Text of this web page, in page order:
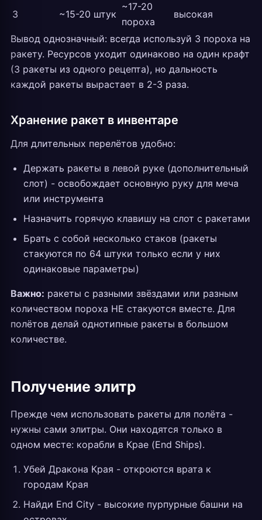
3 ~15-20 штук
~17-20
пороха
высокая
Вывод однозначный: всегда используй 3 пороха на
ракету. Ресурсов уходит одинаково на один крафт
(3 ракеты из одного рецепта), но дальность
каждой ракеты вырастает в 2-3 раза.
Хранение ракет в инвентаре
Для длительных перелётов удобно:
Держать ракеты в левой руке (дополнительный
слот) - освобождает основную руку для меча
или инструмента
Назначить горячую клавишу на слот с ракетами
Брать с собой несколько стаков (ракеты
стакуются по 64 штуки только если у них
одинаковые параметры)
Важно: ракеты с разными звёздами или разным
количеством пороха НЕ стакуются вместе. Для
полётов делай однотипные ракеты в большом
количестве.
Получение элитр
Прежде чем использовать ракеты для полёта -
нужны сами элитры. Они находятся только в
одном месте: корабли в Крае (End Ships).
Убей Дракона Края - откроются врата к
городам Края
Найди End City - высокие пурпурные башни на